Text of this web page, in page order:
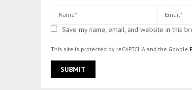
Save my name, email, and website in this
This site is protected by reCAPTCHA and the Google